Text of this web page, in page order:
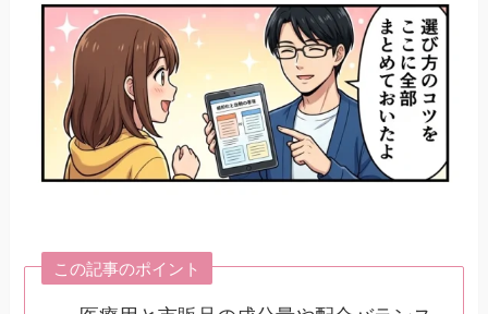
この記事のポイント